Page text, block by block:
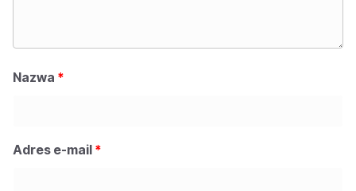
Nazwa *
Adres e-mail *